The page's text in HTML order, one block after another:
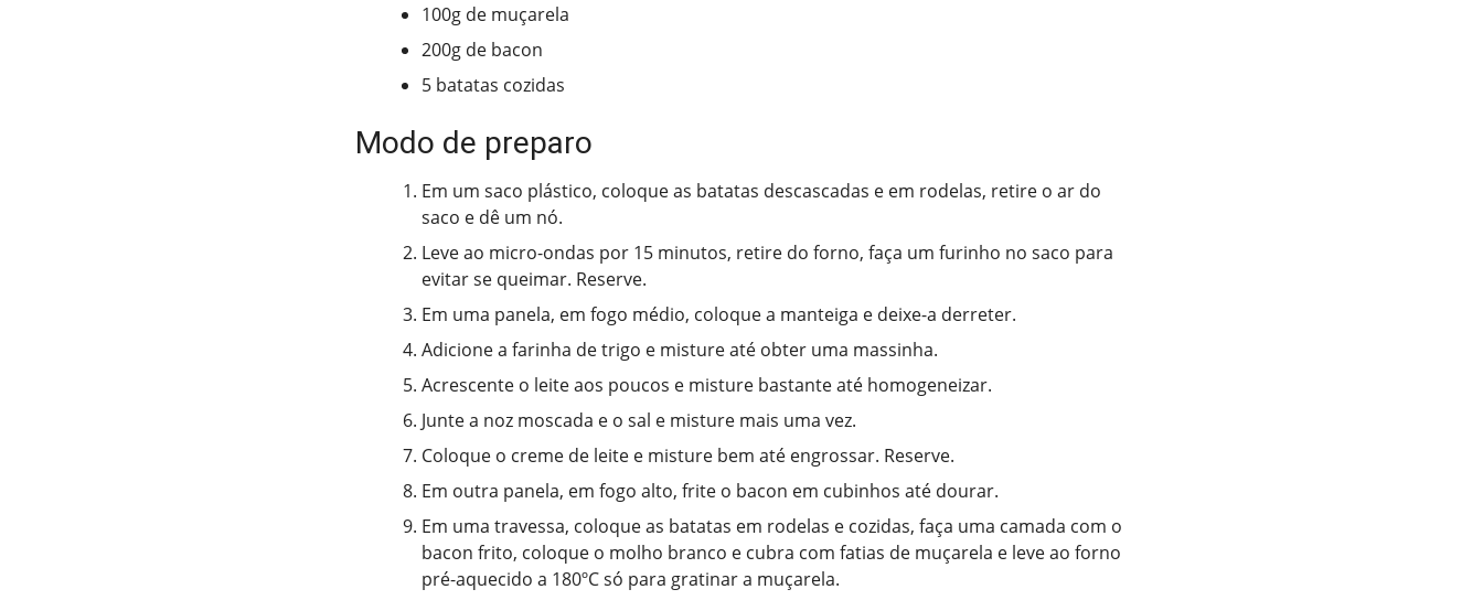
100g de muçarela
200g de bacon
5 batatas cozidas
Modo de preparo
Em um saco plástico, coloque as batatas descascadas e em rodelas, retire o ar do
saco e dê um nó.
Leve ao micro-ondas por 15 minutos, retire do forno, faça um furinho no saco para
evitar se queimar. Reserve.
Em uma panela, em fogo médio, coloque a manteiga e deixe-a derreter.
Adicione a farinha de trigo e misture até obter uma massinha.
Acrescente o leite aos poucos e misture bastante até homogeneizar.
Junte a noz moscada e o sal e misture mais uma vez.
Coloque o creme de leite e misture bem até engrossar. Reserve.
Em outra panela, em fogo alto, frite o bacon em cubinhos até dourar.
Em uma travessa, coloque as batatas em rodelas e cozidas, faça uma camada com o
bacon frito, coloque o molho branco e cubra com fatias de muçarela e leve ao forno
pré-aquecido a 180ºC só para gratinar a muçarela.